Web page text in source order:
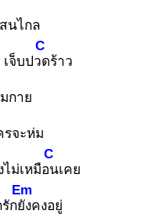
นไกล
เจ็บปวด
C
ร้าว
กาย
รจะห่ม
ไม่เหมือน
C
เคย
กยัง
Em
คงอยู่